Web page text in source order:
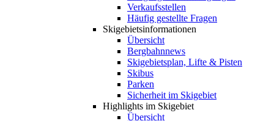
Verkaufsstellen
Häufig gestellte Fragen
Skigebiets­informationen
Übersicht
Bergbahnnews
Skigebietsplan, Lifte & Pisten
Skibus
Parken
Sicherheit im Skigebiet
Highlights im Skigebiet
Übersicht